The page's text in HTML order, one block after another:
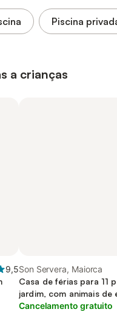
Piscina
a crianças
9,5Son Servera, Maiorca
Casa de férias para 11
jardim, com animais de
Cancelamento gratuito